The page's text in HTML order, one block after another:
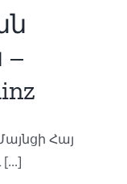
–
Հայ